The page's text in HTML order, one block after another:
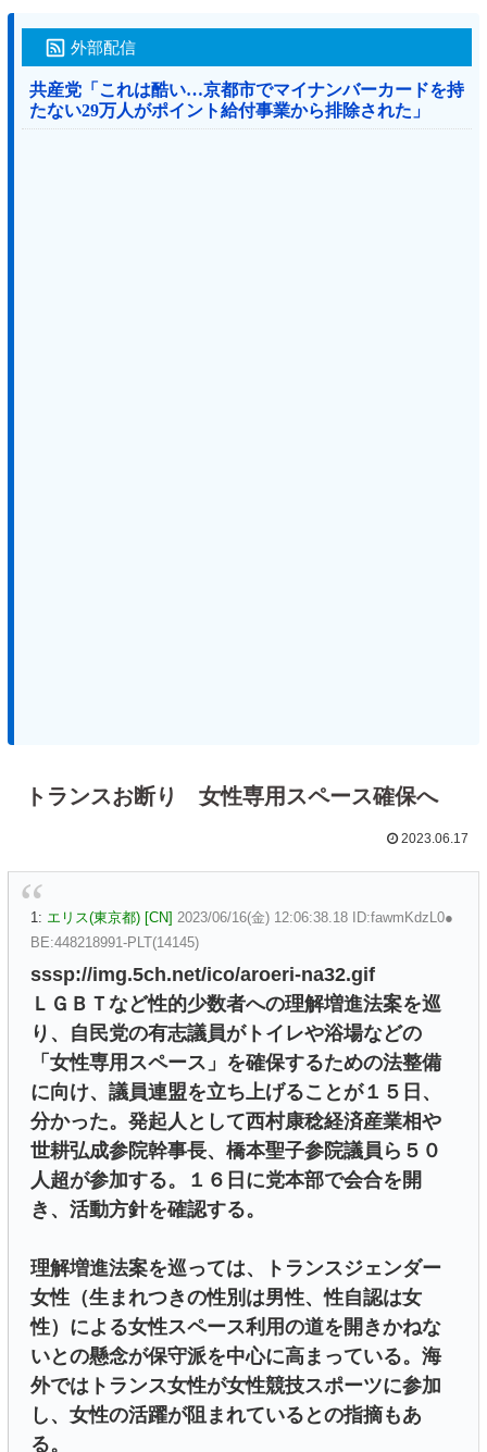
外部配信
共産党「これは酷い…京都市でマイナンバーカードを持
たない29万人がポイント給付事業から排除された」
トランスお断り 女性専用スペース確保へ
2023.06.17
1: エリス(東京都) [CN] 2023/06/16(金) 12:06:38.18 ID:fawmKdzL0●
BE:448218991-PLT(14145)
sssp://img.5ch.net/ico/aroeri-na32.gif
ＬＧＢＴなど性的少数者への理解増進法案を巡
り、自民党の有志議員がトイレや浴場などの
「女性専用スペース」を確保するための法整備
に向け、議員連盟を立ち上げることが１５日、
分かった。発起人として西村康稔経済産業相や
世耕弘成参院幹事長、橋本聖子参院議員ら５０
人超が参加する。１６日に党本部で会合を開
き、活動方針を確認する。
理解増進法案を巡っては、トランスジェンダー
女性（生まれつきの性別は男性、性自認は女
性）による女性スペース利用の道を開きかねな
いとの懸念が保守派を中心に高まっている。海
外ではトランス女性が女性競技スポーツに参加
し、女性の活躍が阻まれているとの指摘もあ
る。